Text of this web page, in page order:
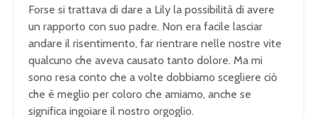
Forse si trattava di dare a Lily la possibilità di avere
un rapporto con suo padre. Non era facile lasciar
andare il risentimento, far rientrare nelle nostre vite
qualcuno che aveva causato tanto dolore. Ma mi
sono resa conto che a volte dobbiamo scegliere ciò
che è meglio per coloro che amiamo, anche se
significa ingoiare il nostro orgoglio.